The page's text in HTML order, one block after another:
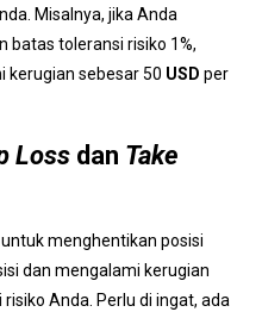
Misalnya, jika Anda
batas toleransi risiko 1%,
kerugian sebesar 50 USD per
Loss dan Take
untuk menghentikan posisi
dan mengalami kerugian
Anda. Perlu di ingat, ada